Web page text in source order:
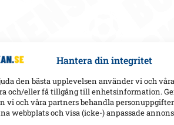
Hantera din integritet
den bästa upplevelsen använder vi och
och/eller få tillgång till enhetsinformation.
vi och våra partners behandla
webbplats och visa (icke-) anpassade